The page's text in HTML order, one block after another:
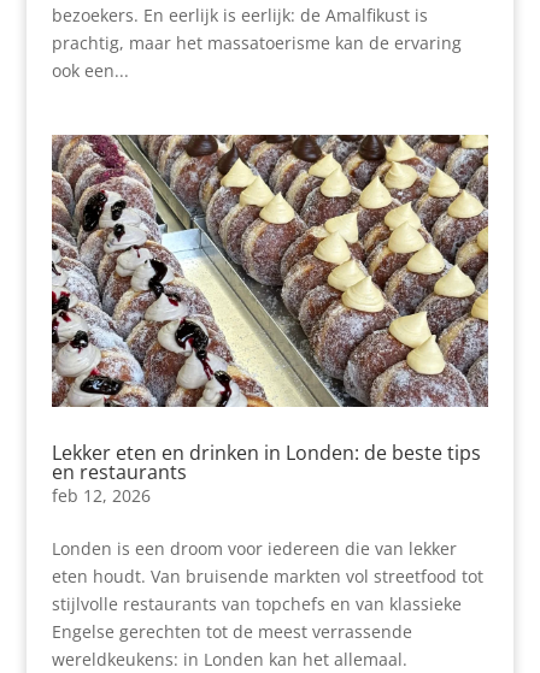
bezoekers. En eerlijk is eerlijk: de Amalfikust is
prachtig, maar het massatoerisme kan de ervaring
ook een...
Lekker eten en drinken in Londen: de beste tips
en restaurants
feb 12, 2026
Londen is een droom voor iedereen die van lekker
eten houdt. Van bruisende markten vol streetfood tot
stijlvolle restaurants van topchefs en van klassieke
Engelse gerechten tot de meest verrassende
wereldkeukens: in Londen kan het allemaal.